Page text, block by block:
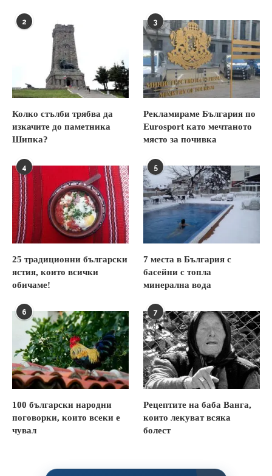
2
Колко стълби трябва да
изкачите до паметника
Шипка?
3
Рекламираме България по
Eurosport като мечтаното
място за почивка
4
25 традиционни български
ястия, които всички
обичаме!
5
7 места в България с
басейни с топла
минерална вода
6
100 български народни
поговорки, които всеки е
чувал
7
Рецептите на баба Ванга,
които лекуват всяка
болест